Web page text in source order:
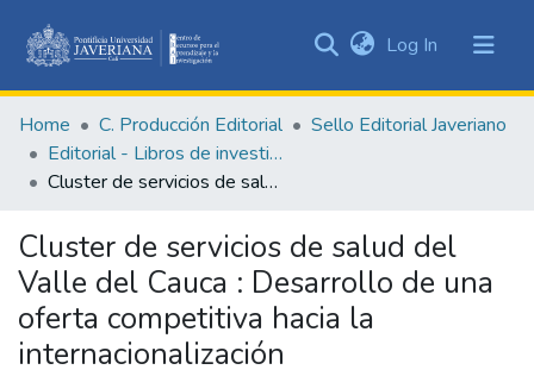
&
Collections
Statistics
Log In (current)
Home C. Producción Editorial
Sello Editorial Javeriano
Editorial - Libros de investigación
Cluster de servicios de salud del Valle del Cauca : Desarrollo de una oferta competitiva hacia la internacionalización
Cluster de servicios de salud del
Valle del Cauca : Desarrollo de una
oferta competitiva hacia la
internacionalización